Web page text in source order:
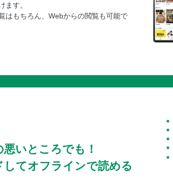
ます。
はもちろん、Webからの閲覧も可能で
悪いところでも！
してオフラインで読める